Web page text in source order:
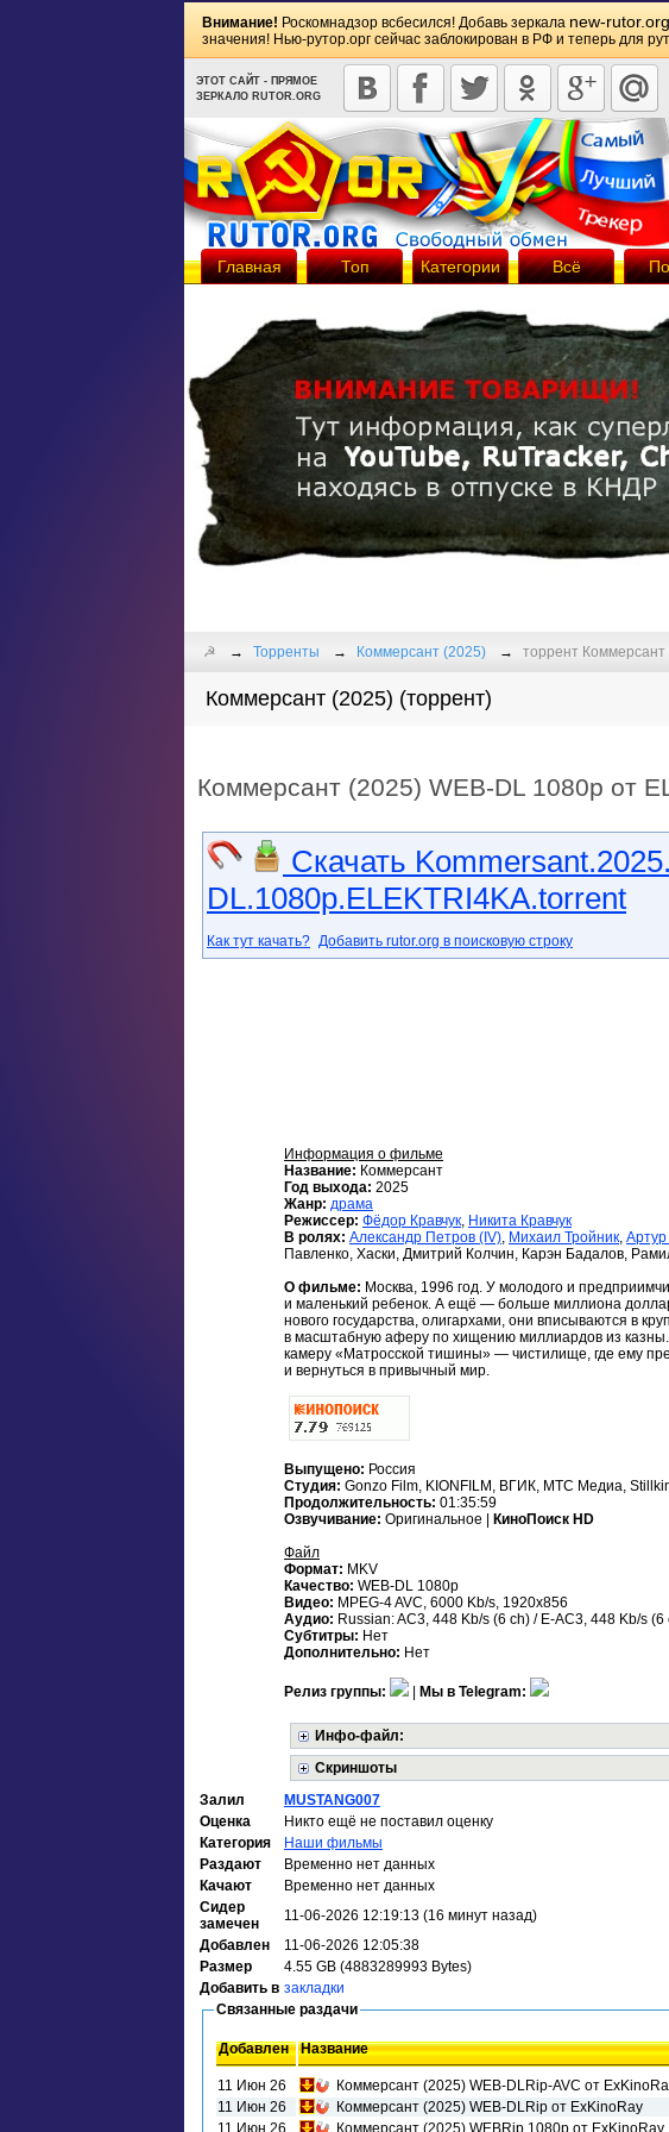
Внимание! Роскомнадзор всбесился! Добавь зеркала new-rutor.org
значения! Нью-рутор.орг сейчас заблокирован в РФ и теперь для
ЭТОТ САЙТ - ПРЯМОЕ
ЗЕРКАЛО RUTOR.ORG
Главная Топ Категории Всё
☭ Торренты Коммерсант (2025) торрент Коммерсант
Коммерсант (2025) (торрент)
Коммерсант (2025) WEB-DL 1080p от
Скачать
DL.1080p.ELEKTRI4KA.torrent
Как тут качать? Добавить rutor.org в поисковую строку
Информация о фильме
Название: Коммерсант
Год выхода: 2025
Жанр: драма
Режиссер: Фёдор Кравчук, Никита Кравчук
В ролях: Александр Петров (IV), Михаил Тройник,
Павленко, Хаски, Дмитрий Колчин, Карэн Бадалов,
О фильме: Москва, 1996 год. У молодого и
и маленький ребенок. А ещё — больше миллиона
нового государства, олигархами, они вписываются в
в масштабную аферу по хищению миллиардов из
камеру «Матросской тишины» — чистилище, где ему
и вернуться в привычный мир.
Выпущено: Россия
Студия: Gonzo Film, KIONFILM, ВГИК, МТС Медиа,
Продолжительность: 01:35:59
Озвучивание: Оригинальное |
КиноПоиск HD
Файл
Формат: MKV
Качество: WEB-DL 1080p
Видео: MPEG-4 AVC, 6000 Kb/s, 1920x856
Аудио: Russian: AC3, 448 Kb/s (6 ch) / E-AC3, 448 Kb/s (6
Субтитры: Нет
Дополнительно: Нет
Релиз группы: Мы в Telegram:
Инфо-файл:
Скриншоты
Залил
MUSTANG007
Оценка
Никто ещё не поставил оценку
Категория
Наши фильмы
Раздают
Временно нет данных
Качают
Временно нет данных
Сидер
замечен
11-06-2026 12:19:13 (16 минут назад)
Добавлен
11-06-2026 12:05:38
Размер
4.55 GB (4883289993 Bytes)
Добавить в закладки
Связанные раздачи
Добавлен Название
11 Июн 26 Коммерсант (2025) WEB-DLRip-AVC от
11 Июн 26
Коммерсант (2025) WEB-DLRip от ExKinoRay